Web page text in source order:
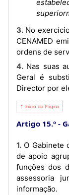
3. No exercício das suas funções, o Director-Geral do
CENAMED
ordens de
4. Nas suas ausências ou impedimentos o Director-
Geral é
Director por
⇡ Início da Página
Artigo 15.º
1. O Gabinete de Apoio ao Director-Geral é o serviço
de apoio
funções dos
assessoria
informação.